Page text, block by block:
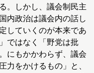
。しかし、議会制民主
内政治は議会内の話し
していくのが本来であ
ではなく「野党は批
にもかかわらず、議会
力をかけるもの」と、